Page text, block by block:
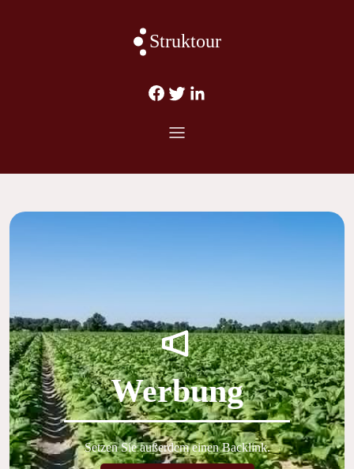
Struktour
Werbung
Setzen Sie außerdem einen Backlink.